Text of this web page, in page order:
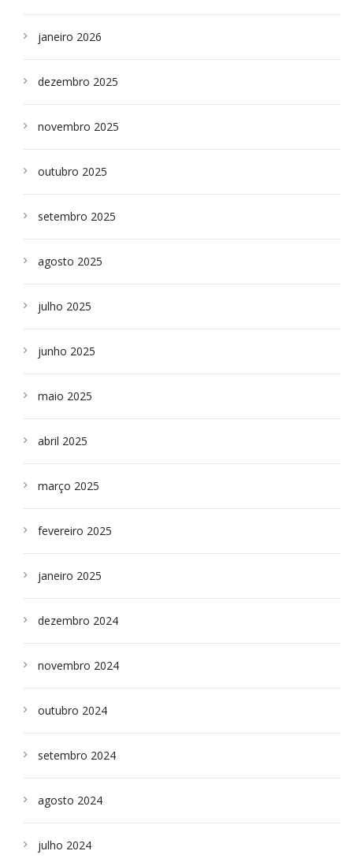
janeiro 2026
dezembro 2025
novembro 2025
outubro 2025
setembro 2025
agosto 2025
julho 2025
junho 2025
maio 2025
abril 2025
março 2025
fevereiro 2025
janeiro 2025
dezembro 2024
novembro 2024
outubro 2024
setembro 2024
agosto 2024
julho 2024